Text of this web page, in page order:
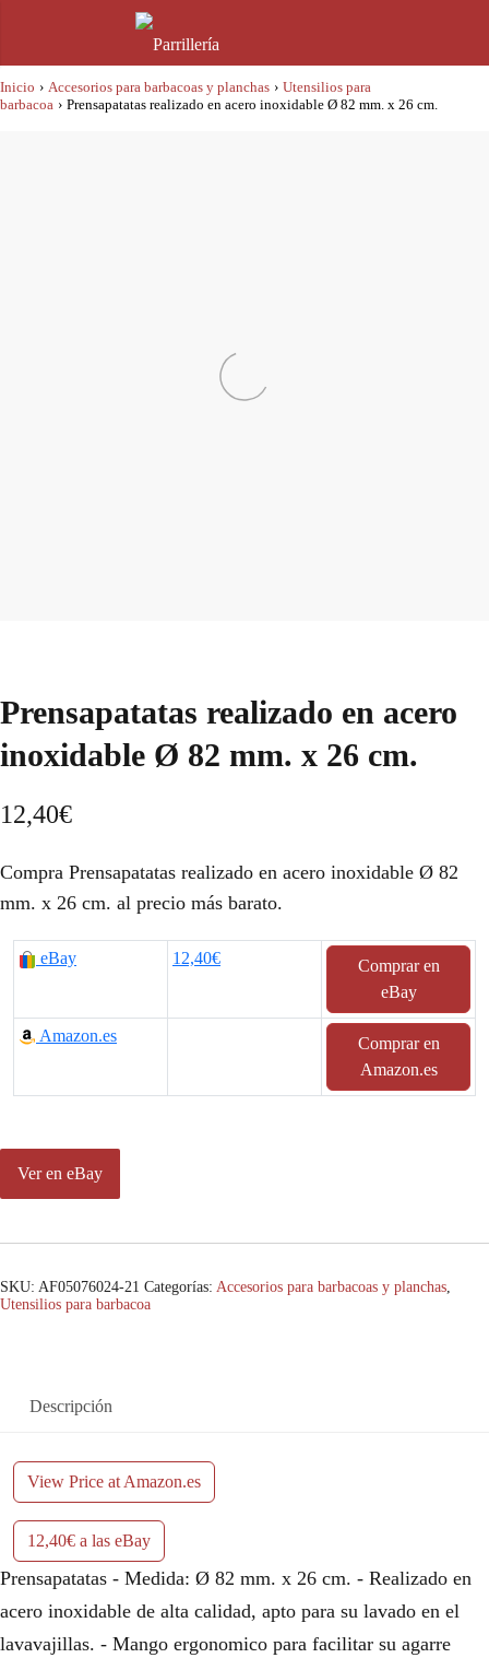
Inicio › Accesorios para barbacoas y planchas › Utensilios para
barbacoa › Prensapatatas realizado en acero inoxidable Ø 82 mm. x 26 cm.
Prensapatatas realizado en acero
inoxidable Ø 82 mm. x 26 cm.
12,40€
Compra Prensapatatas realizado en acero inoxidable Ø 82
mm. x 26 cm. al precio más barato.
eBay 12,40€
Comprar en
eBay
Amazon.es
Comprar en
Amazon.es
Ver en eBay
SKU: AF05076024-21 Categorías: Accesorios para barbacoas y planchas,
Utensilios para barbacoa
Descripción
View Price at Amazon.es
12,40€ a las eBay
Prensapatatas - Medida: Ø 82 mm. x 26 cm. - Realizado en
acero inoxidable de alta calidad, apto para su lavado en el
lavavajillas. - Mango ergonomico para facilitar su agarre